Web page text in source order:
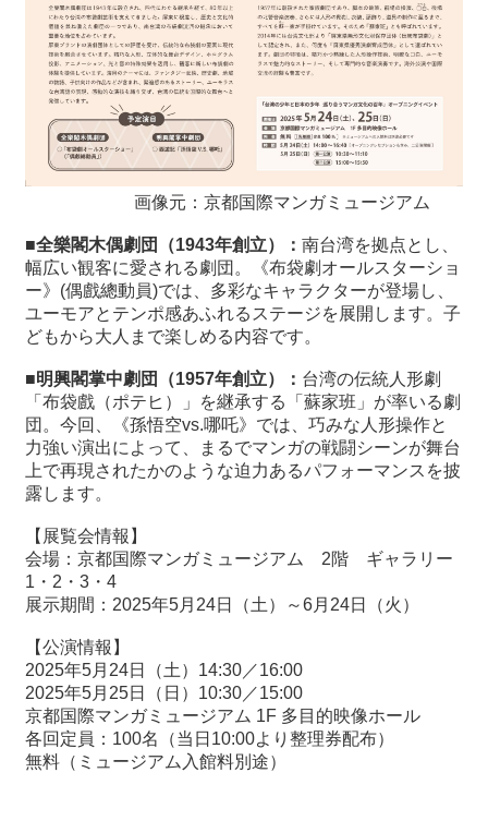
画像元：京都国際マンガミュージアム
■全樂閣木偶劇団（1943年創立）： 南台湾を拠点とし、
幅広い観客に愛される劇団。《布袋劇オールスターショ
ー》(偶戲總動員)では、多彩なキャラクターが登場し、
ユーモアとテンポ感あふれるステージを展開します。子
どもから大人まで楽しめる内容です。
■明興閣掌中劇団（1957年創立）： 台湾の伝統人形劇
「布袋戲（ポテヒ）」を継承する「蘇家班」が率いる劇
団。今回、《孫悟空vs.哪吒》では、巧みな人形操作と
力強い演出によって、まるでマンガの戦闘シーンが舞台
上で再現されたかのような迫力あるパフォーマンスを披
露します。
【展覧会情報】
会場：京都国際マンガミュージアム 2階 ギャラリー
1・2・3・4
展示期間：2025年5月24日（土）～6月24日（火）
【公演情報】
2025年5月24日（土）14:30／16:00
2025年5月25日（日）10:30／15:00
京都国際マンガミュージアム 1F 多目的映像ホール
各回定員：100名（当日10:00より整理券配布）
無料（ミュージアム入館料別途）